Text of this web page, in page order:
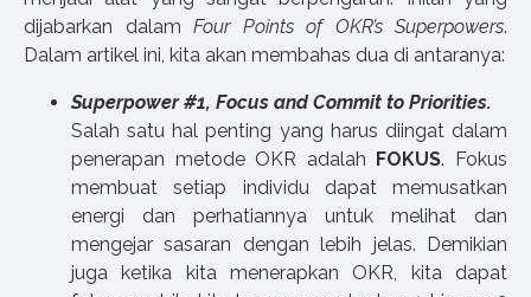
dijabarkan dalam Four Points of OKR’s Superpowers.
Dalam artikel ini, kita akan membahas dua di antaranya:
Superpower #1, Focus and Commit to Priorities.
Salah satu hal penting yang harus diingat dalam
penerapan metode OKR adalah
FOKUS. Fokus
membuat setiap individu dapat memusatkan
energi dan perhatiannya untuk melihat dan
mengejar sasaran dengan lebih jelas. Demikian
juga ketika kita menerapkan OKR, kita dapat